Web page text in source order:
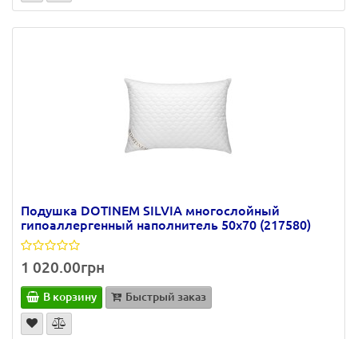
Подушка DOTINEM SILVIA многослойный
гипоаллергенный наполнитель 50х70 (217580)
1 020.00грн
В корзину Быстрый заказ